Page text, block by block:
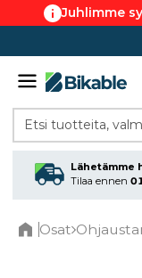
Juhlimme
Etsi tuotteita,
Lähetämme
Tilaa ennen
Osat